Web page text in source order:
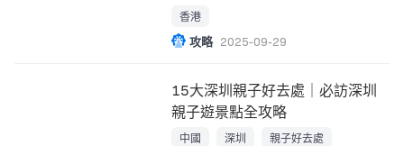
香港
攻略 2025-09-29
15大深圳親子好去處｜必訪深圳
親子遊景點全攻略
中國 深圳
親子好去處